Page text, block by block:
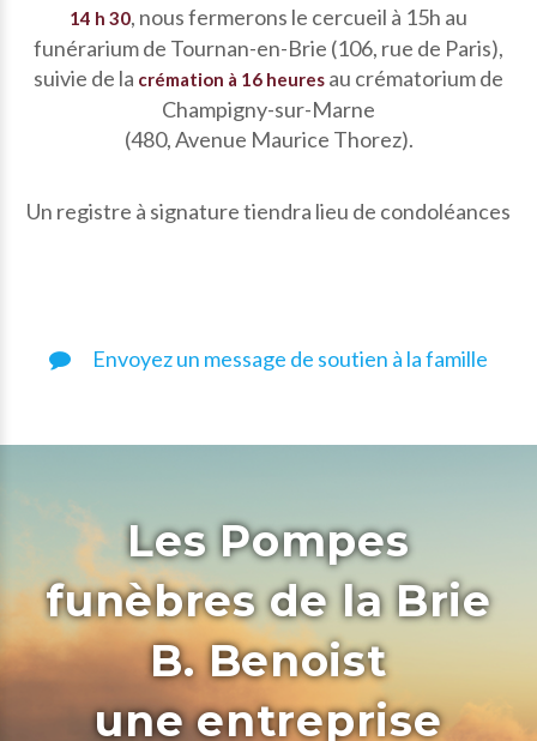
14 h 30, nous fermerons le cercueil à 15h au
funérarium de Tournan-en-Brie (106, rue de Paris),
suivie de la crémation à 16 heures au crématorium de
Champigny-sur-Marne
(480, Avenue Maurice Thorez).
Un registre à signature tiendra lieu de condoléances
Envoyez un message de soutien à la famille
Les Pompes
funèbres de la Brie
B. Benoist
une entreprise